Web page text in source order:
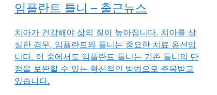
임플란트 틀니 – 출근뉴스
치아가 건강해야 삶의 질이 높아집니다. 치아를 상
실한 경우, 임플란트와 틀니는 중요한 치료 옵션입
니다. 이 중에서도 임플란트 틀니는 기존 틀니의 단
점을 보완할 수 있는 혁신적인 방법으로 주목받고
있습니다.